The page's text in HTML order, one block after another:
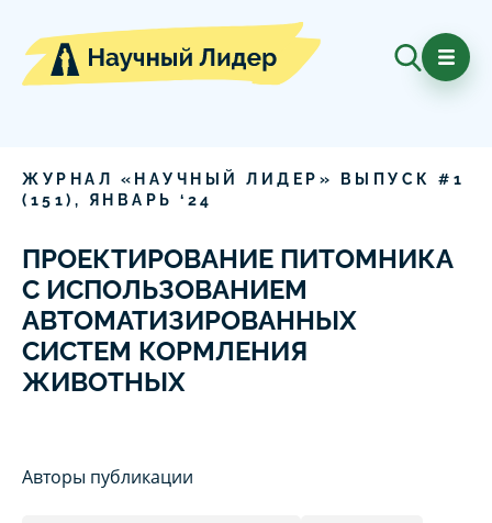
ЖУРНАЛ «НАУЧНЫЙ ЛИДЕР» ВЫПУСК # 1
( 151), ЯНВАРЬ ‘ 24
ПРОЕКТИРОВАНИЕ ПИТОМНИКА
С ИСПОЛЬЗОВАНИЕМ
АВТОМАТИЗИРОВАННЫХ
СИСТЕМ КОРМЛЕНИЯ
ЖИВОТНЫХ
Авторы публикации